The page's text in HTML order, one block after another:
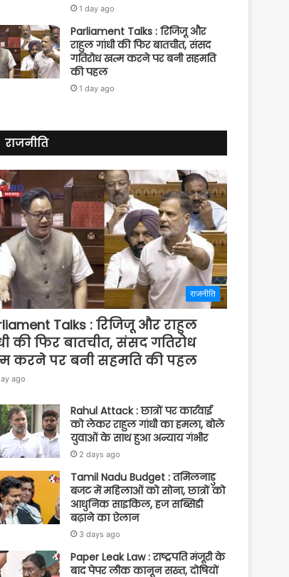
1 day ago
Parliament Talks : रिजिजू और
राहुल गांधी की फिर बातचीत, संसद
गतिरोध खत्म करने पर बनी सहमति
की पहल
1 day ago
राजनीति
राजनीति
Talks : रिजिजू और राहुल
की फिर बातचीत, संसद गतिरोध
करने पर बनी सहमति की पहल
ago
Rahul Attack : छात्रों पर कार्रवाई
को लेकर राहुल गांधी का हमला, बोले
युवाओं के साथ हुआ अन्याय गंभीर
2 days ago
Tamil Nadu Budget : तमिलनाडु
बजट में महिलाओं को सोना, छात्रों को
आधुनिक साइकिल, हज सब्सिडी
बढ़ाने का ऐलान
3 days ago
Paper Leak Law : राष्ट्रपति मंजूरी के
बाद पेपर लीक कानून सख्त, दोषियों